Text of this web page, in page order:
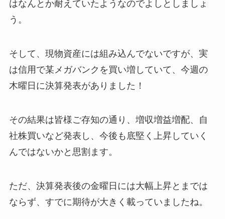
はなんとか耐えていたようなのでよしとしましょ
う。
そして、現物資産には組み込んでないですが、実
は信用で某メガバンクを買い増していて、今週の
木曜日に決算発表がありました！
その結果は皆様ご存知の通り、増収増益増配、自
社株買いなど発表し、今後も底堅く上昇していく
んではないかと思割ます。
ただ、決算発表後の金曜日には大幅上昇とまでは
ならず、すでに期待が大きく載っていましたね。